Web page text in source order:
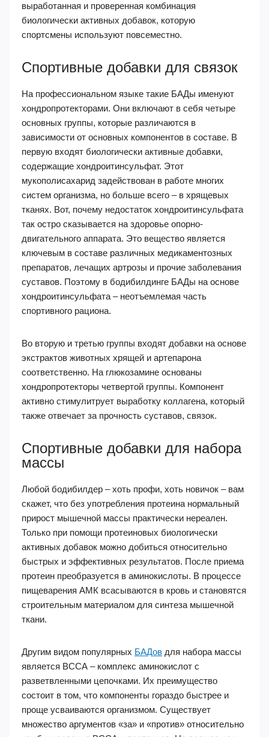
выработанная и проверенная комбинация
биологически активных добавок, которую
спортсмены используют повсеместно.
Спортивные добавки для связок
На профессиональном языке такие БАДы именуют
хондропротекторами. Они включают в себя четыре
основных группы, которые различаются в
зависимости от основных компонентов в составе. В
первую входят биологически активные добавки,
содержащие хондроитинсульфат. Этот
мукополисахарид задействован в работе многих
систем организма, но больше всего – в хрящевых
тканях. Вот, почему недостаток хондроитинсульфата
так остро сказывается на здоровье опорно-
двигательного аппарата. Это вещество является
ключевым в составе различных медикаментозных
препаратов, лечащих артрозы и прочие заболевания
суставов. Поэтому в бодибилдинге БАДы на основе
хондроитинсульфата – неотъемлемая часть
спортивного рациона.
Во вторую и третью группы входят добавки на основе
экстрактов животных хрящей и артепарона
соответственно. На глюкозамине основаны
хондропротекторы четвертой группы. Компонент
активно стимулитрует выработку коллагена, который
также отвечает за прочность суставов, связок.
Спортивные добавки для набора
массы
Любой бодибилдер – хоть профи, хоть новичок – вам
скажет, что без употребления протеина нормальный
прирост мышечной массы практически нереален.
Только при помощи протеиновых биологически
активных добавок можно добиться относительно
быстрых и эффективных результатов. После приема
протеин преобразуется в аминокислоты. В процессе
пищеварения АМК всасываются в кровь и становятся
строительным материалом для синтеза мышечной
ткани.
Другим видом популярных БАДов для набора массы
является ВССА – комплекс аминокислот с
разветвленными цепочками. Их преимущество
состоит в том, что компоненты гораздо быстрее и
проще усваиваются организмом. Существует
множество аргументов «за» и «против» относительно